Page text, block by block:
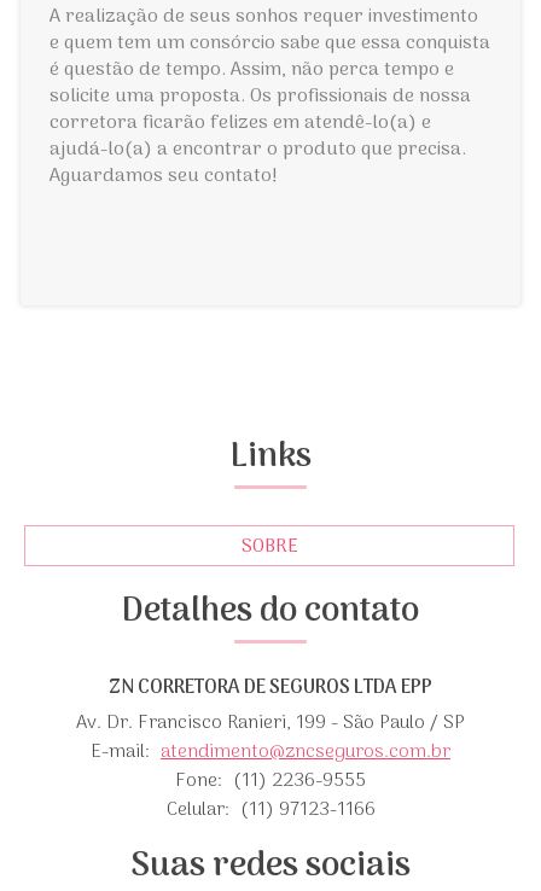
A realização de seus sonhos requer investimento
e quem tem um consórcio sabe que essa conquista
é questão de tempo. Assim, não perca tempo e
solicite uma proposta. Os profissionais de nossa
corretora ficarão felizes em atendê-lo(a) e
ajudá-lo(a) a encontrar o produto que precisa.
Aguardamos seu contato!
Links
SOBRE
Detalhes do contato
ZN CORRETORA DE SEGUROS LTDA EPP
Av. Dr. Francisco Ranieri, 199 - São Paulo / SP
E-mail: atendimento@zncseguros.com.br
Fone: (11) 2236-9555
Celular: (11) 97123-1166
Suas redes sociais